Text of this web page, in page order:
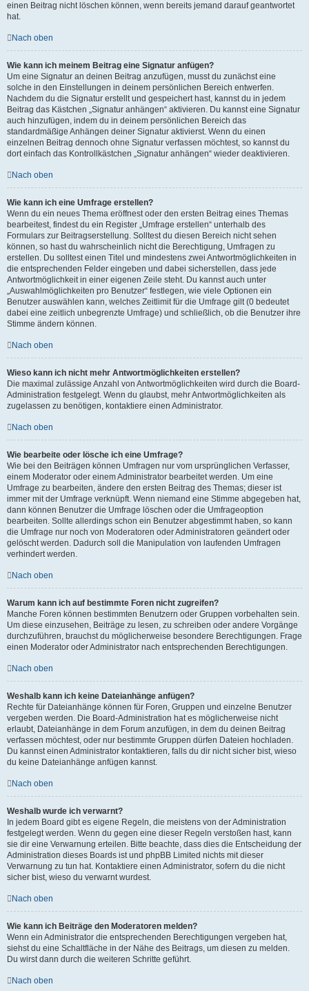
einen Beitrag nicht löschen können, wenn bereits jemand darauf geantwortet
hat.
Nach oben
Wie kann ich meinem Beitrag eine Signatur anfügen?
Um eine Signatur an deinen Beitrag anzufügen, musst du zunächst eine
solche in den Einstellungen in deinem persönlichen Bereich entwerfen.
Nachdem du die Signatur erstellt und gespeichert hast, kannst du in jedem
Beitrag das Kästchen „Signatur anhängen“ aktivieren. Du kannst eine Signatur
auch hinzufügen, indem du in deinem persönlichen Bereich das
standardmäßige Anhängen deiner Signatur aktivierst. Wenn du einen
einzelnen Beitrag dennoch ohne Signatur verfassen möchtest, so kannst du
dort einfach das Kontrollkästchen „Signatur anhängen“ wieder deaktivieren.
Nach oben
Wie kann ich eine Umfrage erstellen?
Wenn du ein neues Thema eröffnest oder den ersten Beitrag eines Themas
bearbeitest, findest du ein Register „Umfrage erstellen“ unterhalb des
Formulars zur Beitragserstellung. Solltest du diesen Bereich nicht sehen
können, so hast du wahrscheinlich nicht die Berechtigung, Umfragen zu
erstellen. Du solltest einen Titel und mindestens zwei Antwortmöglichkeiten in
die entsprechenden Felder eingeben und dabei sicherstellen, dass jede
Antwortmöglichkeit in einer eigenen Zeile steht. Du kannst auch unter
„Auswahlmöglichkeiten pro Benutzer“ festlegen, wie viele Optionen ein
Benutzer auswählen kann, welches Zeitlimit für die Umfrage gilt (0 bedeutet
dabei eine zeitlich unbegrenzte Umfrage) und schließlich, ob die Benutzer ihre
Stimme ändern können.
Nach oben
Wieso kann ich nicht mehr Antwortmöglichkeiten erstellen?
Die maximal zulässige Anzahl von Antwortmöglichkeiten wird durch die Board-
Administration festgelegt. Wenn du glaubst, mehr Antwortmöglichkeiten als
zugelassen zu benötigen, kontaktiere einen Administrator.
Nach oben
Wie bearbeite oder lösche ich eine Umfrage?
Wie bei den Beiträgen können Umfragen nur vom ursprünglichen Verfasser,
einem Moderator oder einem Administrator bearbeitet werden. Um eine
Umfrage zu bearbeiten, ändere den ersten Beitrag des Themas; dieser ist
immer mit der Umfrage verknüpft. Wenn niemand eine Stimme abgegeben hat,
dann können Benutzer die Umfrage löschen oder die Umfrageoption
bearbeiten. Sollte allerdings schon ein Benutzer abgestimmt haben, so kann
die Umfrage nur noch von Moderatoren oder Administratoren geändert oder
gelöscht werden. Dadurch soll die Manipulation von laufenden Umfragen
verhindert werden.
Nach oben
Warum kann ich auf bestimmte Foren nicht zugreifen?
Manche Foren können bestimmten Benutzern oder Gruppen vorbehalten sein.
Um diese einzusehen, Beiträge zu lesen, zu schreiben oder andere Vorgänge
durchzuführen, brauchst du möglicherweise besondere Berechtigungen. Frage
einen Moderator oder Administrator nach entsprechenden Berechtigungen.
Nach oben
Weshalb kann ich keine Dateianhänge anfügen?
Rechte für Dateianhänge können für Foren, Gruppen und einzelne Benutzer
vergeben werden. Die Board-Administration hat es möglicherweise nicht
erlaubt, Dateianhänge in dem Forum anzufügen, in dem du deinen Beitrag
verfassen möchtest, oder nur bestimmte Gruppen dürfen Dateien hochladen.
Du kannst einen Administrator kontaktieren, falls du dir nicht sicher bist, wieso
du keine Dateianhänge anfügen kannst.
Nach oben
Weshalb wurde ich verwarnt?
In jedem Board gibt es eigene Regeln, die meistens von der Administration
festgelegt werden. Wenn du gegen eine dieser Regeln verstoßen hast, kann
sie dir eine Verwarnung erteilen. Bitte beachte, dass dies die Entscheidung der
Administration dieses Boards ist und phpBB Limited nichts mit dieser
Verwarnung zu tun hat. Kontaktiere einen Administrator, sofern du die nicht
sicher bist, wieso du verwarnt wurdest.
Nach oben
Wie kann ich Beiträge den Moderatoren melden?
Wenn ein Administrator die entsprechenden Berechtigungen vergeben hat,
siehst du eine Schaltfläche in der Nähe des Beitrags, um diesen zu melden.
Du wirst dann durch die weiteren Schritte geführt.
Nach oben